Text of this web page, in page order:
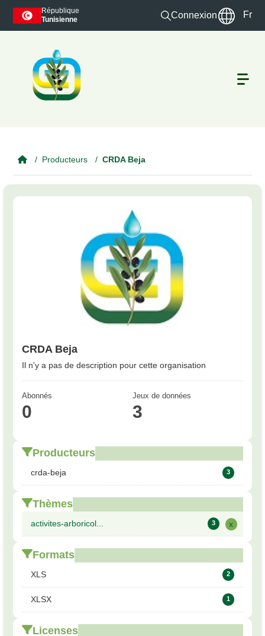
Skip to main content
République
Tunisienne
Connexion Fr
Producteurs CRDA Beja
CRDA Beja
Il n'y a pas de description pour cette organisation
Abonnés
0
Jeux de données
3
Producteurs
crda-beja 3
Thèmes
activites-arboricol... 3 x
Formats
XLS 2
XLSX 1
Licenses